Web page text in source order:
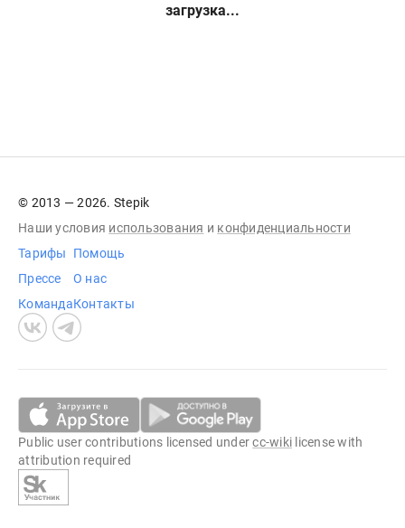
загрузка...
© 2013 — 2026. Stepik
Наши условия использования и конфиденциальности
Тарифы
Прессе
Команда
Помощь
О нас
Контакты
Public user contributions licensed undercc-wiki license with
attribution required